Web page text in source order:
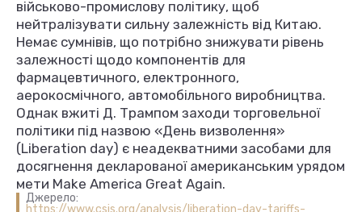
військово-промислову політику, щоб
нейтралізувати сильну залежність від Китаю.
Немає сумнівів, що потрібно знижувати рівень
залежності щодо компонентів для
фармацевтичного, електронного,
аерокосмічного, автомобільного виробництва.
Однак вжиті Д. Трампом заходи торговельної
політики під назвою «День визволення»
(Liberation day) є неадекватними засобами для
досягнення декларованої американським урядом
мети Make America Great Again.
Джерело: